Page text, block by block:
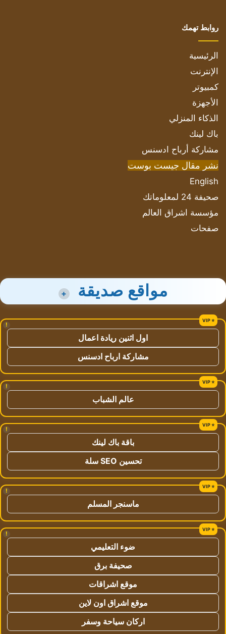
روابط تهمك
الرئيسية
الإنترنت
كمبيوتر
الأجهزة
الذكاء المنزلي
باك لينك
مشاركة أرباح ادسنس
نشر مقال جيست بوست
English
صحيفة 24 لمعلوماتك
مؤسسة اشراق العالم
صفحات
مواقع صديقة +
!
اول اثنين ريادة اعمال
مشاركة ارباح ادسنس
!
عالم الشباب
!
باقة باك لينك
تحسين SEO سلة
!
ماسنجر المسلم
!
ضوء التعليمي
صحيفة برق
موقع اشراقات
موقع اشراق اون لاين
اركان سياحة وسفر